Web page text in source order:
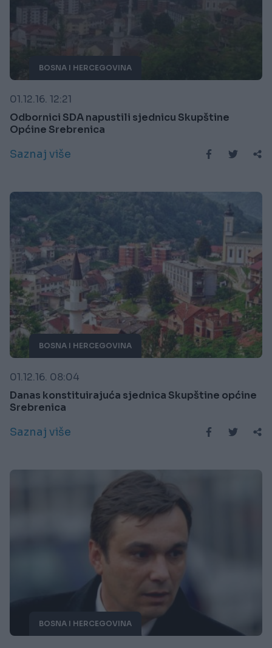
BOSNA I HERCEGOVINA
01.12.16. 12:21
Odbornici SDA napustili sjednicu Skupštine
Općine Srebrenica
Saznaj više
BOSNA I HERCEGOVINA
01.12.16. 08:04
Danas konstituirajuća sjednica Skupštine općine
Srebrenica
Saznaj više
BOSNA I HERCEGOVINA